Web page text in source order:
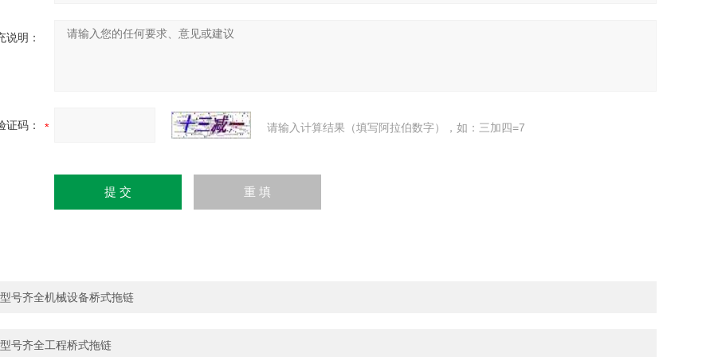
说明：
证码： 请输入计算结果（填写阿拉伯数字），如：三加四=7
型号齐全机械设备桥式拖链
型号齐全工程桥式拖链